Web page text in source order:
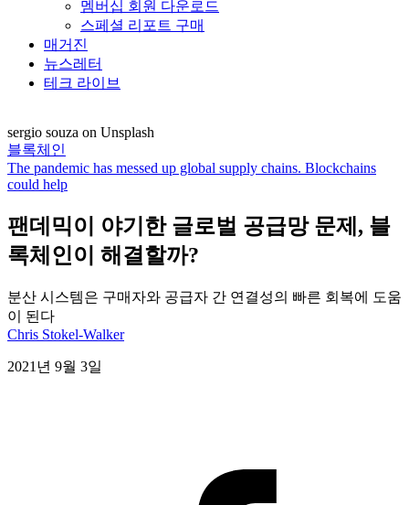
멤버십 회원 다운로드
스페셜 리포트 구매
매거진
뉴스레터
테크 라이브
sergio souza on Unsplash
블록체인
The pandemic has messed up global supply chains. Blockchains
could help
팬데믹이 야기한 글로벌 공급망 문제, 블
록체인이 해결할까?
분산 시스템은 구매자와 공급자 간 연결성의 빠른 회복에 도움
이 된다
Chris Stokel-Walker
2021년 9월 3일